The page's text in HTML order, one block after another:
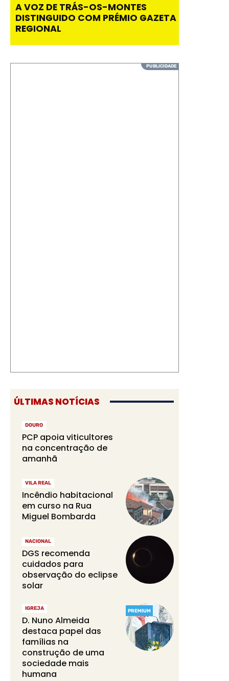
A VOZ DE TRÁS-OS-MONTES
DISTINGUIDO COM PRÉMIO GAZETA
REGIONAL
ÚLTIMAS NOTÍCIAS
DOURO
PCP apoia viticultores
na concentração de
amanhã
VILA REAL
Incêndio habitacional
em curso na Rua
Miguel Bombarda
NACIONAL
DGS recomenda
cuidados para
observação do eclipse
solar
PREMIUM
IGREJA
D. Nuno Almeida
destaca papel das
famílias na
construção de uma
sociedade mais
humana